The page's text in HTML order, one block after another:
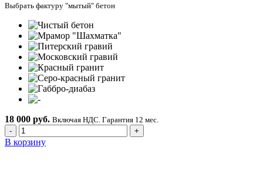
Выбрать фактуру "мытый" бетон
18 000 руб. Включая НДС. Гарантия 12 мес.
-
+
В корзину